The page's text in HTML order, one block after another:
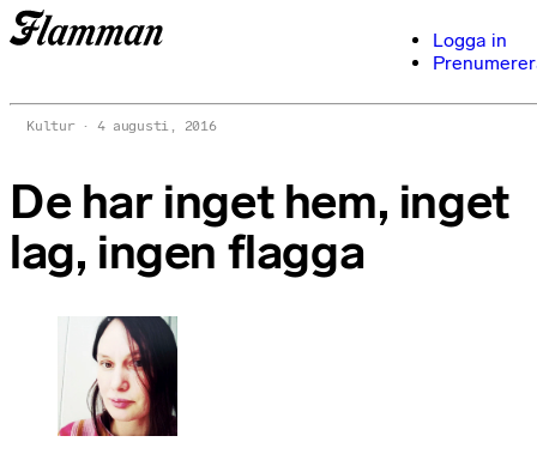
Logga in
Kultur 4 augusti, 2016
De har inget hem, inget
lag, ingen flagga